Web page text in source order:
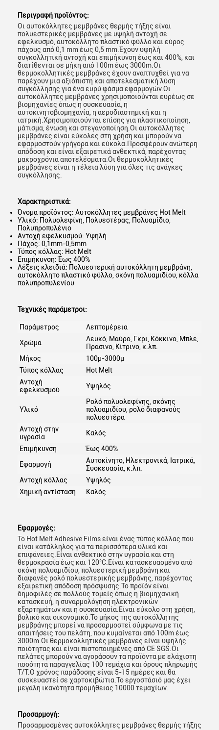
Περιγραφή προϊόντος:
Οι αυτοκόλλητες μεμβράνες θερμής τήξης είναι
πολυεστερικές μεμβράνες με υψηλή αντοχή σε
εφελκυσμό, αυτοκόλλητο πλαστικό φύλλο και εύρος
πάχους από 0,1 mm έως 0,5 mm.Έχουν υψηλή
συγκολλητική αντοχή και επιμήκυνση έως και 400%, και
διατίθενται σε μήκη από 100m έως 3000m.Οι
θερμοκολλητικές μεμβράνες έχουν αναπτυχθεί για να
παρέχουν μια αξιόπιστη και αποτελεσματική λύση
συγκόλλησης για ένα ευρύ φάσμα εφαρμογών.Οι
αυτοκόλλητες μεμβράνες χρησιμοποιούνται ευρέως σε
βιομηχανίες όπως η συσκευασία, η
αυτοκινητοβιομηχανία, η αεροδιαστημική και η
ιατρική.Χρησιμοποιούνται επίσης για πλαστικοποίηση,
μάτισμα, ένωση και στεγανοποίηση.Οι αυτοκόλλητες
μεμβράνες είναι εύκολες στη χρήση και μπορούν να
εφαρμοστούν γρήγορα και εύκολα.Προσφέρουν ανώτερη
απόδοση και είναι εξαιρετικά ανθεκτικά, παρέχοντας
μακροχρόνια αποτελέσματα.Οι θερμοκολλητικές
μεμβράνες είναι η τέλεια λύση για όλες τις ανάγκες
συγκόλλησης.
Χαρακτηριστικά:
Όνομα προϊόντος: Αυτοκόλλητες μεμβράνες Hot Melt
Υλικό: Πολυολεφίνη, Πολυεστέρας, Πολυαμίδιο,
Πολυπροπυλένιο
Αντοχή εφελκυσμού: Υψηλή
Πάχος: 0,1mm-0,5mm
Τύπος κόλλας: Hot Melt
Επιμήκυνση: Έως 400%
Λέξεις κλειδιά: Πολυεστερική αυτοκόλλητη μεμβράνη,
αυτοκόλλητο πλαστικό φύλλο, σκόνη πολυαμιδίου, κόλλα
πολυπροπυλενίου
Τεχνικές παράμετροι:
Παράμετρος
Λεπτομέρεια
Χρώμα
Λευκό, Μαύρο, Γκρι, Κόκκινο, Μπλε,
Πράσινο, Κίτρινο, κ.λπ.
Μήκος
100μ-3000μ
Τύπος κόλλας
Hot Melt
Αντοχή
εφελκυσμού
Υψηλός
Υλικό
Ρολό πολυολεφίνης, σκόνης
πολυαμιδίου, ρολό διαφανούς
πολυεστέρα
Αντοχή στην
υγρασία
Καλός
Επιμήκυνση
Έως 400%
Εφαρμογή
Αυτοκίνητο, Ηλεκτρονικά, Ιατρικά,
Συσκευασία, κ.λπ.
Αντοχή κόλλας
Υψηλός
Χημική αντίσταση
Καλός
Εφαρμογές:
Το Hot Melt Adhesive Films είναι ένας τύπος κόλλας που
είναι κατάλληλος για τα περισσότερα υλικά και
επιφάνειες.Είναι ανθεκτικό στην υγρασία και στη
θερμοκρασία έως και 120°C.Είναι κατασκευασμένο από
σκόνη πολυαμιδίου, πολυεστερική μεμβράνη και
διαφανές ρολό πολυεστερικής μεμβράνης, παρέχοντας
εξαιρετική απόδοση πρόσφυσης.Το προϊόν είναι
δημοφιλές σε πολλούς τομείς όπως η βιομηχανική
κατασκευή, η συναρμολόγηση ηλεκτρονικών
εξαρτημάτων και η συσκευασία.Είναι εύκολο στη χρήση,
βολικό και οικονομικό.Το μήκος της αυτοκόλλητης
μεμβράνης μπορεί να προσαρμοστεί σύμφωνα με τις
απαιτήσεις του πελάτη, που κυμαίνεται από 100m έως
3000m.Οι θερμοκολλητικές μεμβράνες είναι υψηλής
ποιότητας και είναι πιστοποιημένες από CE SGS.Οι
πελάτες μπορούν να αγοράσουν τα προϊόντα με ελάχιστη
ποσότητα παραγγελίας 100 τεμάχια και όρους πληρωμής
T/T.Ο χρόνος παράδοσης είναι 5-15 ημέρες και θα
συσκευαστεί σε χαρτοκιβώτια.Το εργοστάσιό μας έχει
μεγάλη ικανότητα προμήθειας 10000 τεμαχίων.
Προσαρμογή:
Προσαρμοσμένες αυτοκόλλητες μεμβράνες θερμής τήξης